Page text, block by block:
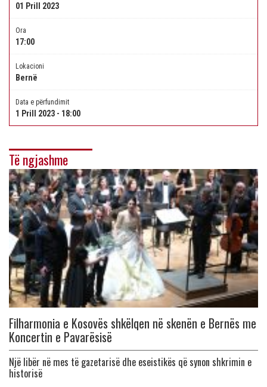
01 Prill 2023
Ora
17:00
Lokacioni
Bernë
Data e përfundimit
1 Prill 2023 - 18:00
Të ngjashme
Filharmonia e Kosovës shkëlqen në skenën e Bernës me
Koncertin e Pavarësisë
Një libër në mes të gazetarisë dhe eseistikës që synon shkrimin e
historisë